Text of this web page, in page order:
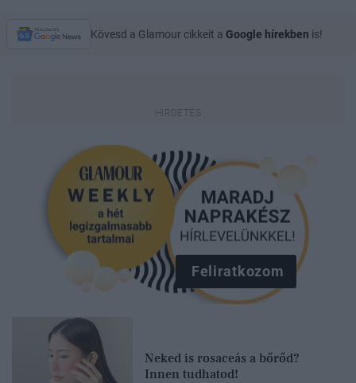
Kövesd a Glamour cikkeit a Google hírekben is!
Feliratkozom
Neked is rosaceás a bőrőd?
Innen tudhatod!